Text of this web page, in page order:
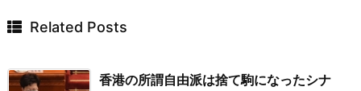
Related Posts
香港の所謂自由派は捨て駒になったシナ